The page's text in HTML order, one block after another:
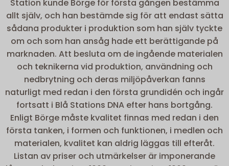
Station kunde Börge för första gången bestämma
allt själv, och han bestämde sig för att endast sätta
sådana produkter i produktion som han själv tyckte
om och som han ansåg hade ett berättigande på
marknaden. Att besluta om de ingående materialen
och teknikerna vid produktion, användning och
nedbrytning och deras miljöpåverkan fanns
naturligt med redan i den första grundidén och ingår
fortsatt i Blå Stations DNA efter hans bortgång.
Enligt Börge måste kvalitet finnas med redan i den
första tanken, i formen och funktionen, i medlen och
materialen, kvalitet kan aldrig läggas till efteråt.
Listan av priser och utmärkelser är imponerande